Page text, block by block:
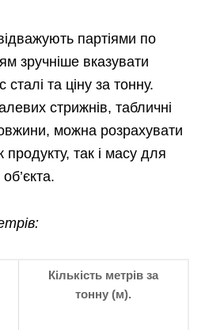
партіями по
зручніше вказувати
та ціну за тонну.
стрижнів, табличні
можна розрахувати
так і масу для
Кількість метрів за
тонну (м).